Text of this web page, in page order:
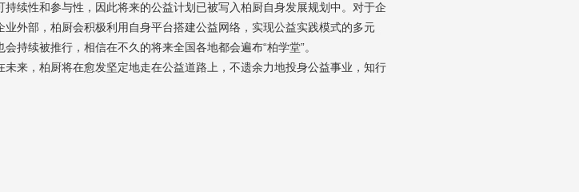
续性和参与性，因此将来的公益计划已被写入柏厨自身发展规划中。对于企
外部，柏厨会积极利用自身平台搭建公益网络，实现公益实践模式的多元
持续被推行，相信在不久的将来全国各地都会遍布“柏学堂”。
来，柏厨将在愈发坚定地走在公益道路上，不遗余力地投身公益事业，知行